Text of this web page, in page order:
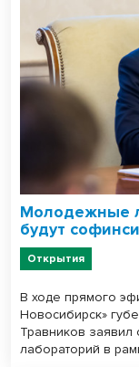
Молодежные
будут
Открытия
В ходе прямого
Новосибирск»
Травников
лабораторий в